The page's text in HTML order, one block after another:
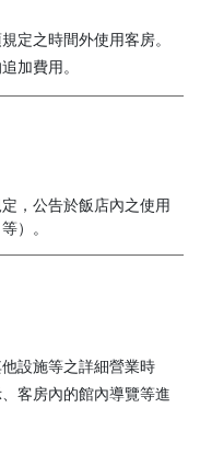
定之時間外使用客房。
加費用。
，公告於飯店內之使用
）。
設施等之詳細營業時
客房內的館內導覽等進